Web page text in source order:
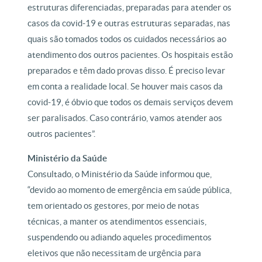
estruturas diferenciadas, preparadas para atender os
casos da covid-19 e outras estruturas separadas, nas
quais são tomados todos os cuidados necessários ao
atendimento dos outros pacientes. Os hospitais estão
preparados e têm dado provas disso. É preciso levar
em conta a realidade local. Se houver mais casos da
covid-19, é óbvio que todos os demais serviços devem
ser paralisados. Caso contrário, vamos atender aos
outros pacientes”.
Ministério da Saúde
Consultado, o Ministério da Saúde informou que,
“devido ao momento de emergência em saúde pública,
tem orientado os gestores, por meio de notas
técnicas, a manter os atendimentos essenciais,
suspendendo ou adiando aqueles procedimentos
eletivos que não necessitam de urgência para